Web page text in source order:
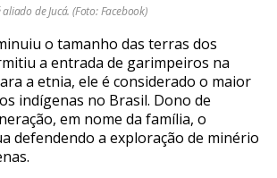
de Jucá. (Foto: Facebook)
o tamanho das terras dos
a entrada de garimpeiros na
a etnia, ele é considerado o maior
indígenas no Brasil. Dono de
em nome da família, o
defendendo a exploração de minério